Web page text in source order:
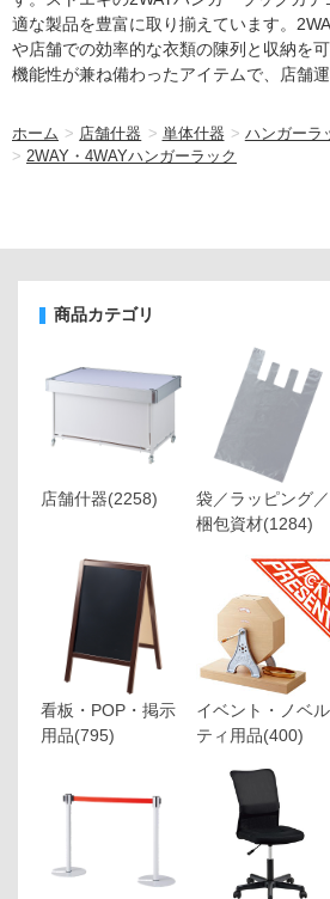
適な製品を豊富に取り揃えています。
や店舗での効率的な衣類の陳列と収納を
機能性が兼ね備わったアイテムで、店舗運
ホーム > 店舗什器 > 単体什器 > ハンガーラ
> 2WAY・4WAYハンガーラック
商品カテゴリ
店舗什器(2258)
袋／ラッピング／
梱包資材(1284)
看板・POP・掲示
用品(795)
イベント・ノベル
ティ用品(400)